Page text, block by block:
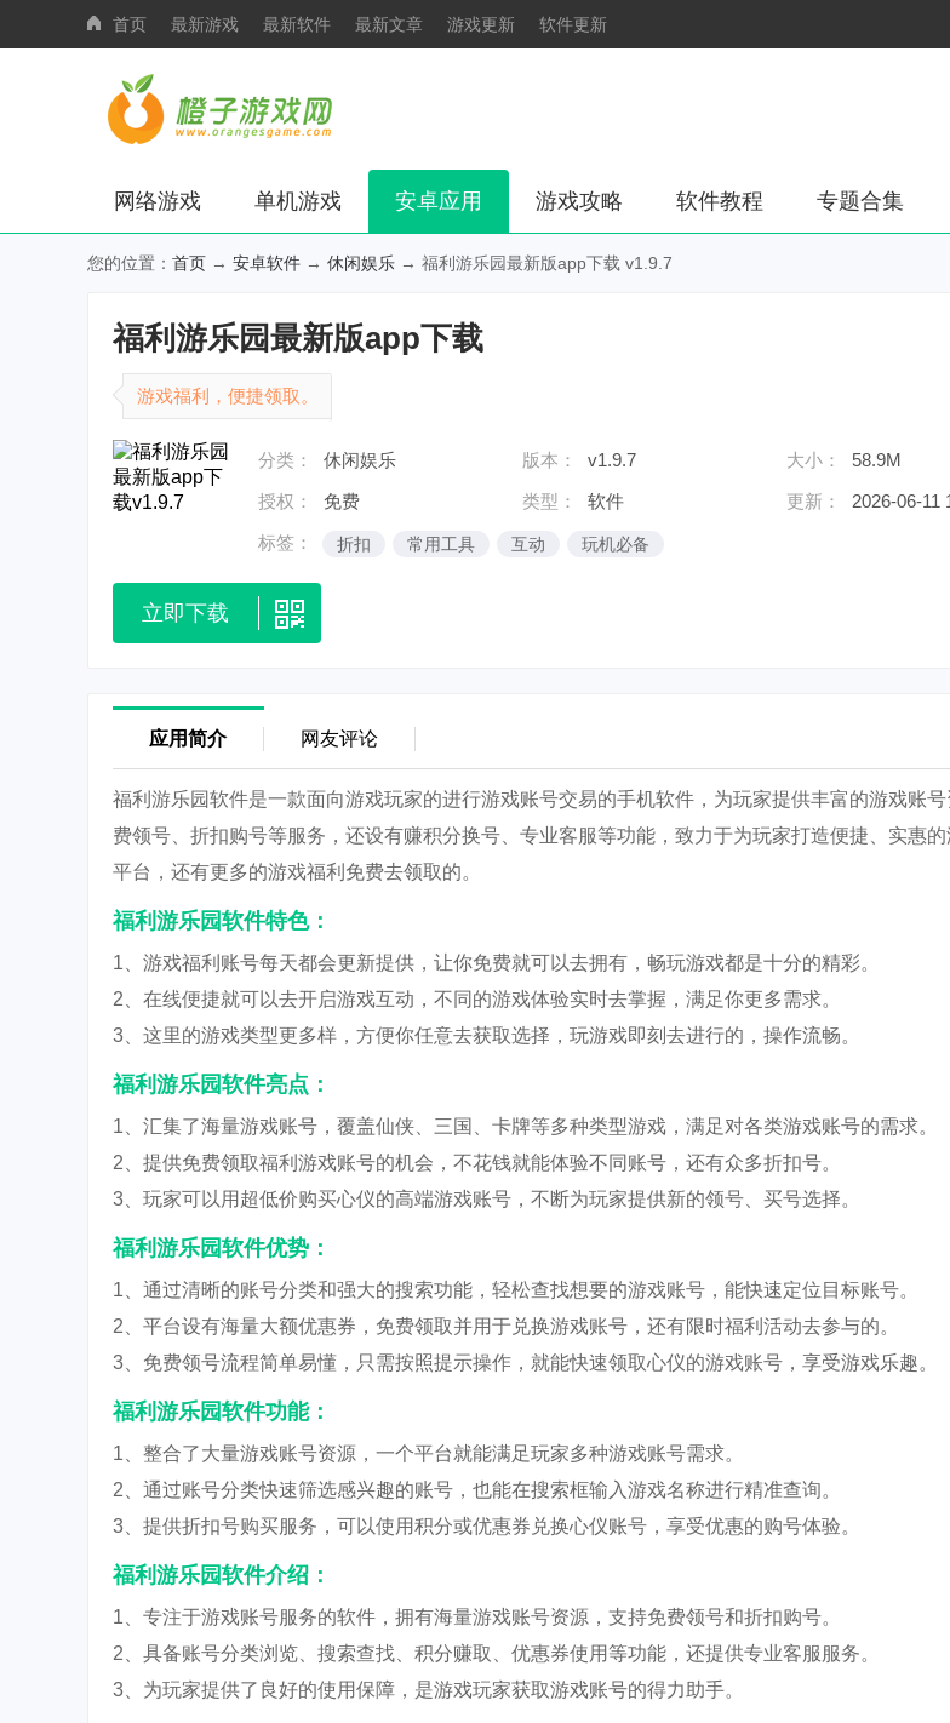
首页 最新游戏 最新软件 最新文章 游戏更新 软件更新
网络游戏 单机游戏 安卓应用 游戏攻略 软件教程 专题合集
您的位置： 首页 → 安卓软件 → 休闲娱乐 → 福利游乐园最新版app下载 v1.9.7
福利游乐园最新版app下载
游戏福利，便捷领取。
分类： 休闲娱乐 版本： v1.9.7 大小：
58.9M
授权：
免费 类型： 软件 更新：
2026-06-11
标签：
折扣 常用工具 互动 玩机必备
立即下载
应用简介 网友评论
福利游乐园软件是一款面向游戏玩家的进行游戏账号交易的手机软件，为玩家提供丰富的游戏账
费领号、折扣购号等服务，还设有赚积分换号、专业客服等功能，致力于为玩家打造便捷、实惠
平台，还有更多的游戏福利免费去领取的。
福利游乐园软件特色：
1、游戏福利账号每天都会更新提供，让你免费就可以去拥有，畅玩游戏都是十分的精彩。
2、在线便捷就可以去开启游戏互动，不同的游戏体验实时去掌握，满足你更多需求。
3、这里的游戏类型更多样，方便你任意去获取选择，玩游戏即刻去进行的，操作流畅。
福利游乐园软件亮点：
1、汇集了海量游戏账号，覆盖仙侠、三国、卡牌等多种类型游戏，满足对各类游戏账号的需求。
2、提供免费领取福利游戏账号的机会，不花钱就能体验不同账号，还有众多折扣号。
3、玩家可以用超低价购买心仪的高端游戏账号，不断为玩家提供新的领号、买号选择。
福利游乐园软件优势：
1、通过清晰的账号分类和强大的搜索功能，轻松查找想要的游戏账号，能快速定位目标账号。
2、平台设有海量大额优惠券，免费领取并用于兑换游戏账号，还有限时福利活动去参与的。
3、免费领号流程简单易懂，只需按照提示操作，就能快速领取心仪的游戏账号，享受游戏乐趣。
福利游乐园软件功能：
1、整合了大量游戏账号资源，一个平台就能满足玩家多种游戏账号需求。
2、通过账号分类快速筛选感兴趣的账号，也能在搜索框输入游戏名称进行精准查询。
3、提供折扣号购买服务，可以使用积分或优惠券兑换心仪账号，享受优惠的购号体验。
福利游乐园软件介绍：
1、专注于游戏账号服务的软件，拥有海量游戏账号资源，支持免费领号和折扣购号。
2、具备账号分类浏览、搜索查找、积分赚取、优惠券使用等功能，还提供专业客服服务。
3、为玩家提供了良好的使用保障，是游戏玩家获取游戏账号的得力助手。